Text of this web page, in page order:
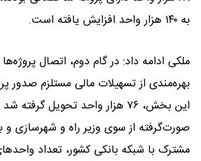
به ۱۴۰ هزار واحد افزایش یافته است.
ملکی ادامه داد: در گام دوم، اتصال
بهره‌مندی از تسهیلات مالی مستلزم صدور
این بخش، ۷۶ هزار واحد تحویل
صورت‌گرفته از سوی وزیر راه و شهرسازی
مشترک با شبکه بانکی کشور، تعداد